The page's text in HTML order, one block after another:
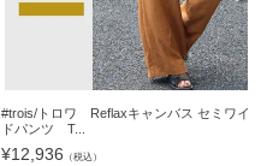
#trois/トロワ Reflaxキャンバス セミワイ
ドパンツ T...
¥12,936 （税込）